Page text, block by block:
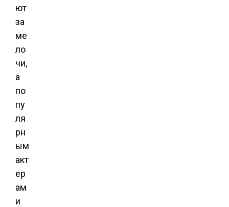
ют
за
ме
ло
чи,
а
по
пу
ля
рн
ым
акт
ер
ам
и